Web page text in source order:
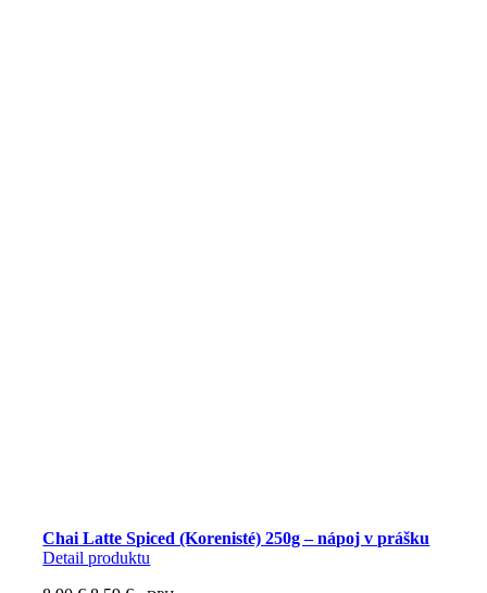
Chai Latte Spiced (Korenisté) 250g – nápoj v prášku
Detail produktu